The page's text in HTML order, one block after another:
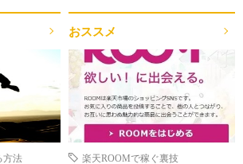
方法
おススメ
楽天ROOMで稼ぐ裏技